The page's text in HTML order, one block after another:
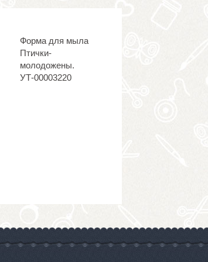
Форма для мыла
Птички-
молодожены.
УТ-00003220